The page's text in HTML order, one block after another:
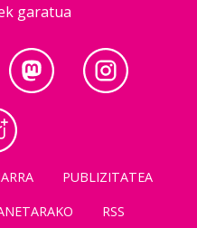
garatua
PUBLIZITATEA
RSS